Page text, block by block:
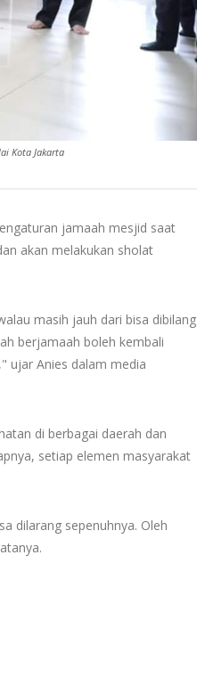
Kota Jakarta
jamaah mesjid saat
akan melakukan sholat
masih jauh dari bisa dibilang
berjamaah boleh kembali
ujar Anies dalam media
di berbagai daerah dan
setiap elemen masyarakat
dilarang sepenuhnya. Oleh